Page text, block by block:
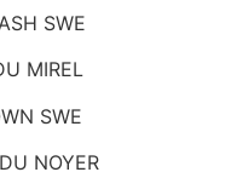
SWE
MIREL
SWE
NOYER